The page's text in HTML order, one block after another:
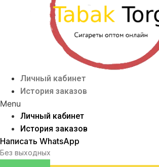
Личный кабинет
История заказов
Menu
Личный кабинет
История заказов
Написать WhatsApp
Без выходных